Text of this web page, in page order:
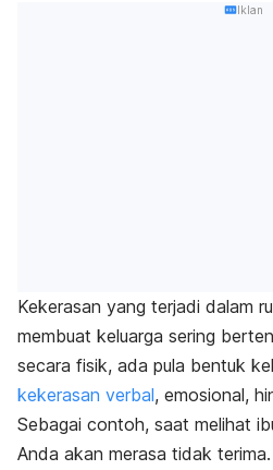
Iklan
Kekerasan yang terjadi dalam
membuat keluarga sering
secara fisik, ada pula bentuk
kekerasan verbal, emosional,
Sebagai contoh, saat melihat
Anda akan merasa tidak